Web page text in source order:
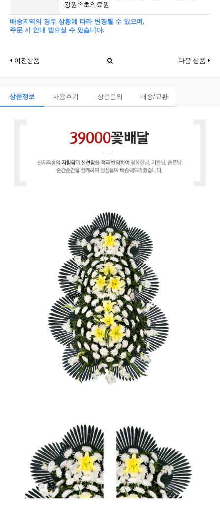
강원속초의료원
배송지역의 경우 상황에 따라 변경될 수 있으며,
주문 시 안내 받으실 수 있습니다.
이전상품 다음 상품
상품정보 사용후기 상품문의 배송/교환